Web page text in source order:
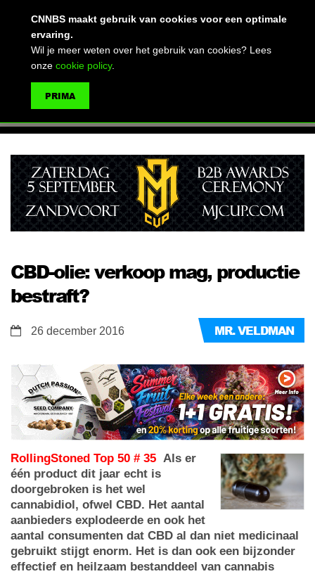
CBD-olie: verkoop mag, productie
bestraft?
MR. VELDMAN
26 december 2016
RollingStoned Top 50 # 35 Als er
één product dit jaar echt is
doorgebroken is het wel
cannabidiol, ofwel CBD. Het aantal
aanbieders explodeerde en ook het
aantal consumenten dat CBD al dan niet medicinaal
gebruikt stijgt enorm. Het is dan ook een bijzonder
effectief en heilzaam bestanddeel van cannabis
CNNBS maakt gebruik van cookies voor een optimale
ervaring.
Wil je meer weten over het gebruik van cookies? Lees
onze cookie policy.
PRIMA